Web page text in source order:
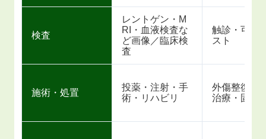
検査
レントゲン・M
RI・血液検査な
ど画像／臨床検
査
触診・可動
スト
施術・処置
投薬・注射・手
術・リハビリ
外傷整復・
治療・固定